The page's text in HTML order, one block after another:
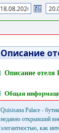
Описание
Описание
Общая
Quisisana Palace -
недавно открывший
элегантностью, как